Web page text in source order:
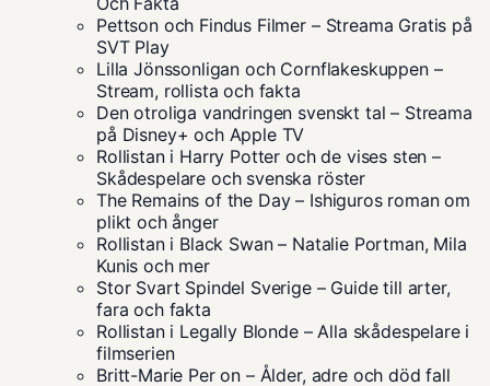
Pettson och Findus Filmer – Streama Gratis på
SVT Play
Lilla Jönssonligan och Cornflakeskuppen –
Stream, rollista och fakta
Den otroliga vandringen svenskt tal – Streama
på Disney+ och Apple TV
Rollistan i Harry Potter och de vises sten –
Skådespelare och svenska röster
The Remains of the Day – Ishiguros roman om
plikt och ånger
Rollistan i Black Swan – Natalie Portman, Mila
Kunis och mer
Stor Svart Spindel Sverige – Guide till arter,
fara och fakta
Rollistan i Legally Blonde – Alla skådespelare i
filmserien
Britt-Marie Per on – Ålder, adre och död fall